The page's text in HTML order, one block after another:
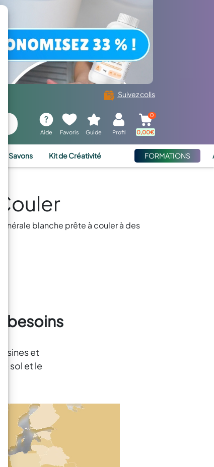
Suivez colis
Aide Favoris Guide Profil
0
0,00€
et Savons Kit de Créativité FORMATIONS
blanche prête à couler à des
besoins
et
sol et le